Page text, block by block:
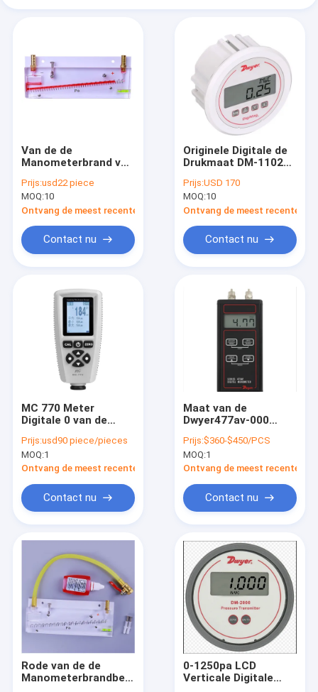
Producten
Ongeveer ons
Fabrieksreis
Kwaliteitscontrole
Van de de
Manometerbrand van
Negatieve Gas
Geneigde Buis
Techniek 0-200pa
Prijs:usd22 piece
MOQ:10
Ontvang de meest recente Prijs
Contact nu
Originele Digitale de
Drukmaat DM-1102
VDC
Prijs:USD 170
MOQ:10
Ontvang de meest recente
Contact nu
MC 770 Meter
Digitale 0 van de
Hoge Precisie van
2000uM
Prijs:usd90 piece/pieces
MOQ:1
Ontvang de meest recente Prijs
Contact nu
Maat van de
Dwyer477av-000
Differentiële
Drukmanometer
Prijs:$360-$450/PCS
MOQ:1
Ontvang de meest recente
Contact nu
Rode van de de
Manometerbrandbeveiliging
0-1250pa LCD
Verticale Digitale